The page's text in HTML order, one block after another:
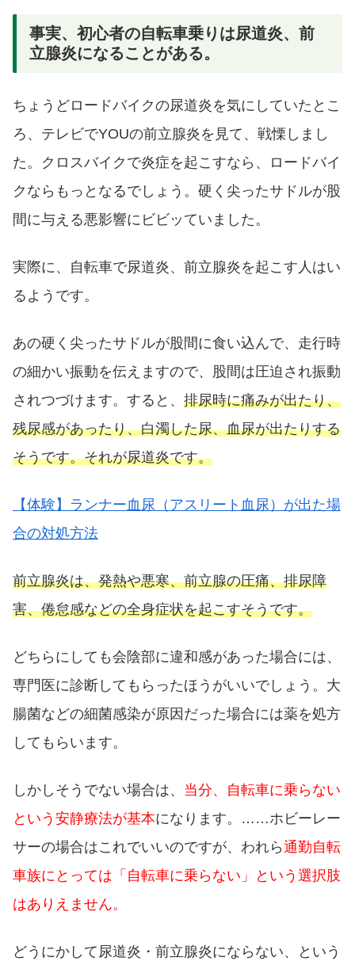
事実、初心者の自転車乗りは尿道炎、前
立腺炎になることがある。
ちょうどロードバイクの尿道炎を気にしていたとこ
ろ、テレビでYOUの前立腺炎を見て、戦慄しまし
た。クロスバイクで炎症を起こすなら、ロードバイ
クならもっとなるでしょう。硬く尖ったサドルが股
間に与える悪影響にビビッていました。
実際に、自転車で尿道炎、前立腺炎を起こす人はい
るようです。
あの硬く尖ったサドルが股間に食い込んで、走行時
の細かい振動を伝えますので、股間は圧迫され振動
されつづけます。すると、 排尿時に痛みが出たり、
残尿感があったり、白濁した尿、血尿が出たりする
そうです。それが尿道炎です。
【体験】ランナー血尿（アスリート血尿）が出た場
合の対処方法
前立腺炎は、発熱や悪寒、前立腺の圧痛、排尿障
害、倦怠感などの全身症状を起こすそうです。
どちらにしても会陰部に違和感があった場合には、
専門医に診断してもらったほうがいいでしょう。大
腸菌などの細菌感染が原因だった場合には薬を処方
してもらいます。
しかしそうでない場合は、 当分、自転車に乗らない
という安静療法が基本になります。……ホビーレー
サーの場合はこれでいいのですが、われら通勤自転
車族にとっては「自転車に乗らない」という選択肢
はありえません。
どうにかして尿道炎・前立腺炎にならない、という